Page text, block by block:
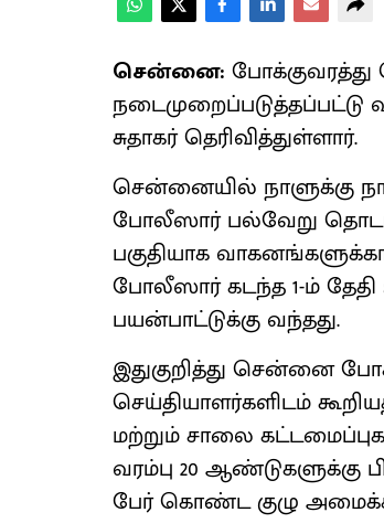
சென்னை:
சுதாகர் தெரிவித்துள்ளார்.
சென்னையில் நாளுக்கு
போலீஸார் பல்வேறு
பகுதியாக
போலீஸார் கடந்த 1-ம் தேதி
பயன்பாட்டுக்கு வந்தது.
இதுகுறித்து சென்னை
செய்தியாளர்களிடம்
மற்றும் சாலை
வரம்பு 20 ஆண்டுகளுக்கு
பேர் கொண்ட குழு